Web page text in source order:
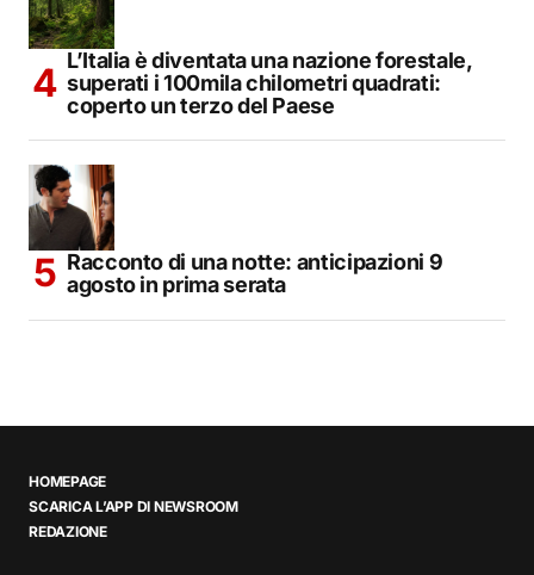
L’Italia è diventata una nazione forestale,
superati i 100mila chilometri quadrati:
coperto un terzo del Paese
Racconto di una notte: anticipazioni 9
agosto in prima serata
HOMEPAGE
SCARICA L’APP DI NEWSROOM
REDAZIONE